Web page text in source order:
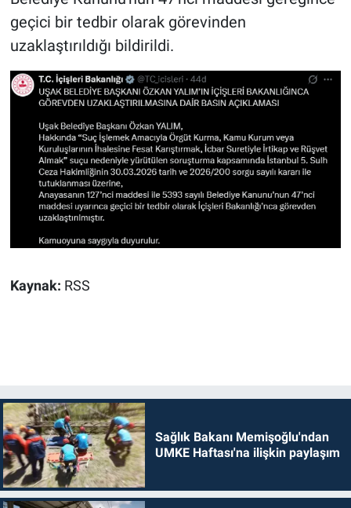
geçici bir tedbir olarak görevinden
uzaklaştırıldığı bildirildi.
Kaynak: RSS
Sağlık Bakanı Memişoğlu'ndan
UMKE Haftası'na ilişkin paylaşım